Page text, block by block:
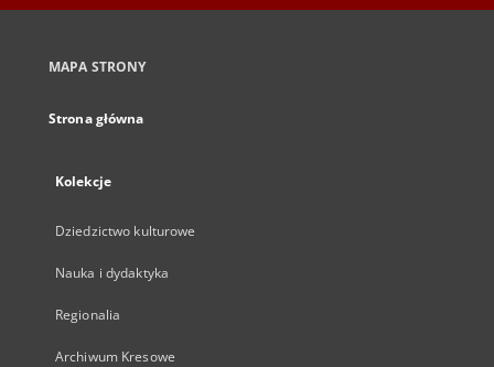
MAPA STRONY
Strona główna
Kolekcje
Dziedzictwo kulturowe
Nauka i dydaktyka
Regionalia
Archiwum Kresowe